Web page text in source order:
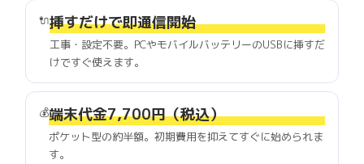
🔌挿すだけで即通信開始
工事・設定不要。PCやモバイルバッテリーのUSBに挿すだ
けですぐ使えます。
💰端末代金7,700円（税込）
ポケット型の約半額。初期費用を抑えてすぐに始められま
す。